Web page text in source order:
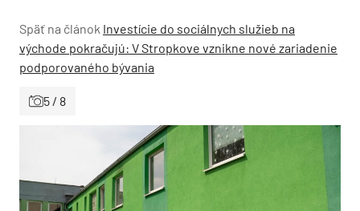
Späť na článok Investície do sociálnych služieb na
východe pokračujú: V Stropkove vznikne nové zariadenie
podporovaného bývania
5 / 8